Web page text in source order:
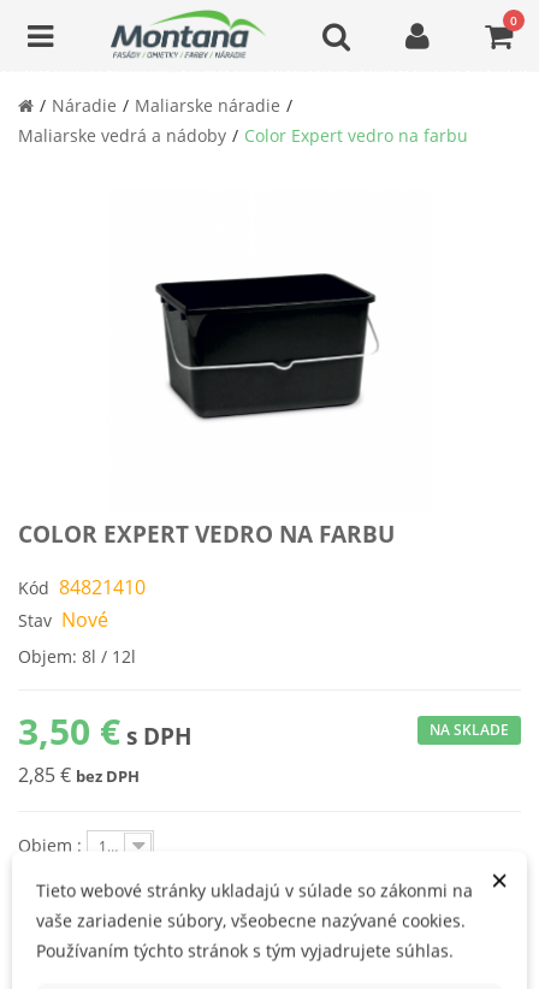
0
Náradie
Maliarske náradie
Maliarske vedrá a nádoby
Color Expert vedro na farbu
COLOR EXPERT VEDRO NA FARBU
Kód 84821410
Stav Nové
Objem: 8l / 12l
3,50 € s DPH
2,85 € bez DPH
NA SKLADE
Objem : 12 l
KÚPIŤ
×
Tieto webové stránky ukladajú v súlade so zákonmi na
vaše zariadenie súbory, všeobecne nazývané cookies.
Používaním týchto stránok s tým vyjadrujete súhlas.